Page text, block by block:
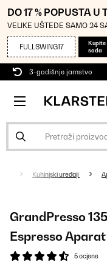
DO 17 % POPUSTA U
VELIKE UŠTEDE SAMO 24
FULLSWING17
Kupite
sada
3-godišnje jamstvo
Kuhinjski uređaji
GrandPresso
Espresso
5 ocjene